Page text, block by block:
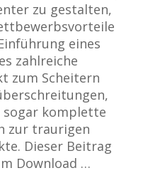
zu gestalten,
eines
zahlreiche
zum Scheitern
sogar komplette
zur traurigen
Dieser Beitrag
Download …